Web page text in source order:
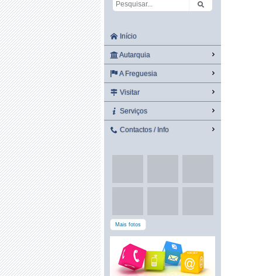
Início
Autarquia
A Freguesia
Visitar
Serviços
Contactos / Info
Mais fotos